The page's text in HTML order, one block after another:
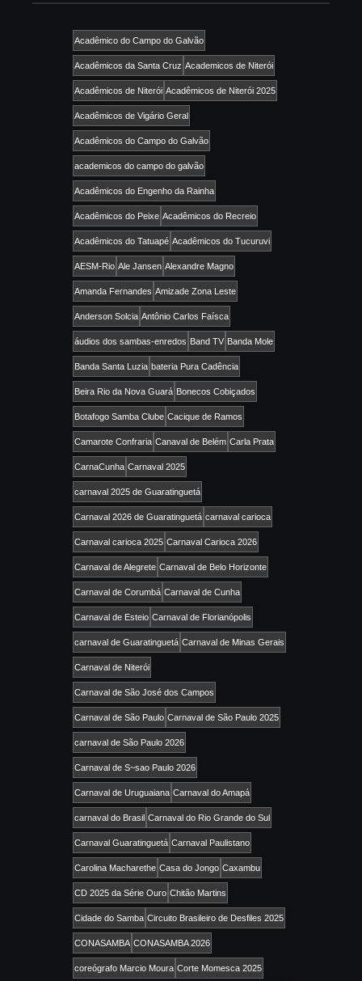
Acadêmico do Campo do Galvão
Acadêmicos da Santa Cruz Academicos de Niterói
Acadêmicos de Niterói Acadêmicos de Niterói 2025
Acadêmicos de Vigário Geral
Acadêmicos do Campo do Galvão
academicos do campo do galvão
Acadêmicos do Engenho da Rainha
Acadêmicos do Peixe Acadêmicos do Recreio
Acadêmicos do Tatuapé Acadêmicos do Tucuruvi
AESM-Rio Ale Jansen Alexandre Magno
Amanda Fernandes Amizade Zona Leste
Anderson Solcia Antônio Carlos Faísca
áudios dos sambas-enredos Band TV Banda Mole
Banda Santa Luzia bateria Pura Cadência
Beira Rio da Nova Guará Bonecos Cobiçados
Botafogo Samba Clube Cacique de Ramos
Camarote Confraria Canaval de Belém Carla Prata
CarnaCunha Carnaval 2025
carnaval 2025 de Guaratinguetá
Carnaval 2026 de Guaratinguetá carnaval carioca
Carnaval carioca 2025 Carnaval Carioca 2026
Carnaval de Alegrete Carnaval de Belo Horizonte
Carnaval de Corumbá Carnaval de Cunha
Carnaval de Esteio Carnaval de Florianópolis
carnaval de Guaratinguetá Carnaval de Minas Gerais
Carnaval de Niterói
Carnaval de São José dos Campos
Carnaval de São Paulo Carnaval de São Paulo 2025
carnaval de São Paulo 2026
Carnaval de S~sao Paulo 2026
Carnaval de Uruguaiana Carnaval do Amapá
carnaval do Brasil Carnaval do Rio Grande do Sul
Carnaval Guaratinguetá Carnaval Paulistano
Carolina Macharethe Casa do Jongo Caxambu
CD 2025 da Série Ouro Chitão Martins
Cidade do Samba Circuito Brasileiro de Desfiles 2025
CONASAMBA CONASAMBA 2026
coreógrafo Marcio Moura Corte Momesca 2025